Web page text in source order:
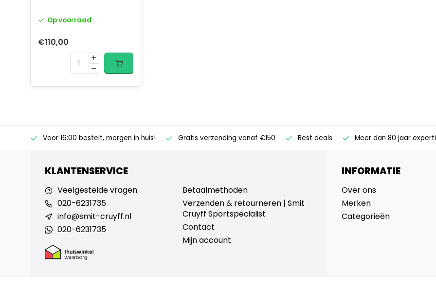
Op voorraad
€110,00
Voor 16:00 bestelt, morgen in huis! Gratis verzending vanaf €150 Best deals Meer dan 80 jaar
KLANTENSERVICE
Veelgestelde vragen
020-6231735
info@smit-cruyff.nl
020-6231735
Betaalmethoden
Verzenden & retourneren | Smit
Cruyff Sportspecialist
Contact
Mijn account
INFORMATIE
Over ons
Merken
Categorieën